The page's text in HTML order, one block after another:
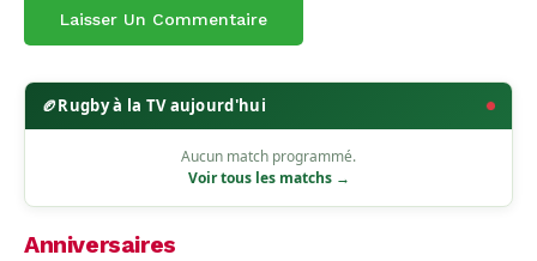
🏉Rugby à la TV aujourd'hui
Aucun match programmé.
Voir tous les matchs →
Anniversaires